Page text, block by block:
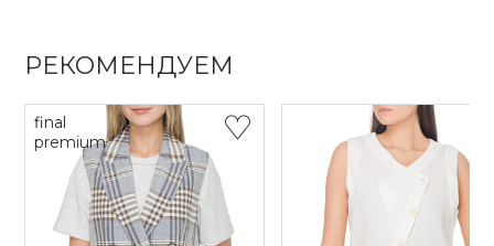
РЕКОМЕНДУЕМ
final
premium